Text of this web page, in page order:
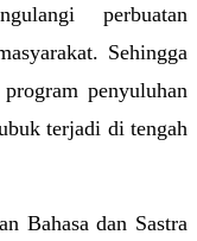
perbuatan
Sehingga
penyuluhan
terjadi di tengah
Bahasa dan Sastra